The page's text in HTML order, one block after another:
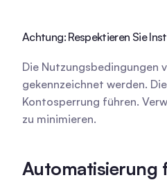
Achtung: Respektieren Sie
Die Nutzungsbedingungen
gekennzeichnet werden.
Kontosperrung führen.
zu minimieren.
Automatisierung